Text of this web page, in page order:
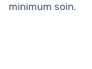
minimum soin.